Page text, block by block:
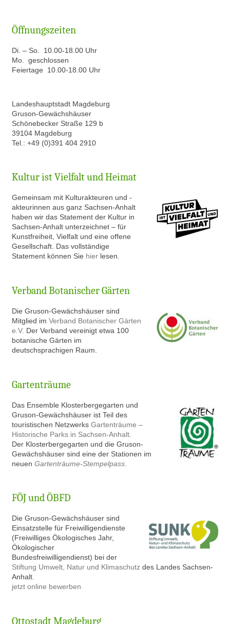
Öffnungszeiten
Di. – So. 10.00-18.00 Uhr
Mo. geschlossen
Feiertage 10.00-18.00 Uhr
Landeshauptstadt Magdeburg
Gruson-Gewächshäuser
Schönebecker Straße 129 b
39104 Magdeburg
Tel.: +49 (0)391 404 2910
Kultur ist Vielfalt und Heimat
Gemeinsam mit Kulturakteuren und -
akteurinnen aus ganz Sachsen-Anhalt
haben wir das Statement der Kultur in
Sachsen-Anhalt unterzeichnet – für
Kunstfreiheit, Vielfalt und eine offene
Gesellschaft. Das vollständige
Statement können Sie hier lesen.
Verband Botanischer Gärten
Die Gruson-Gewächshäuser sind
Mitglied imVerband Botanischer Gärten
e.V. Der Verband vereinigt etwa 100
botanische Gärten im
deutschsprachigen Raum.
Gartenträume
Das Ensemble Klosterbergegarten und
Gruson-Gewächshäuser ist Teil des
touristischen NetzwerksGartenträume –
Historische Parks in Sachsen-Anhalt.
Der Klosterbergegarten und die Gruson-
Gewächshäuser sind eine der Stationen im
neuenGartenträume-Stempelpass
FÖJ und ÖBFD
Die Gruson-Gewächshäuser sind
Einsatzstelle für Freiwilligendienste
(Freiwilliges Ökologisches Jahr,
Ökologischer
Bundesfreiwilligendienst) bei der
Stiftung Umwelt, Natur und Klimaschutz des Landes Sachsen-
Anhalt.
jetzt online bewerben
Ottostadt Magdeburg